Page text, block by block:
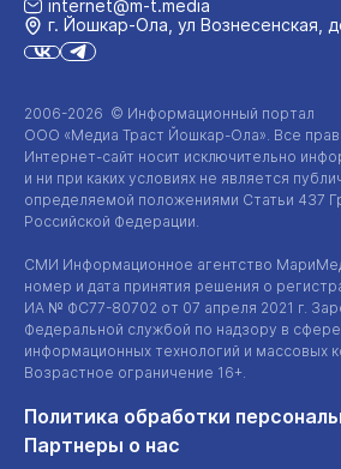
2006-2026 © Информационный портал
ООО «Медиа Траст Йошкар-Ола». Все
Интернет-сайт носит исключительно
и ни при каких условиях не является
определяемой положениями Статьи 437
Российской Федерации.
СМИ Информационное агентство
номер и дата принятия решения о
ИА № ФС77-80702 от 07 апреля 2021 г.
Федеральной службой по надзору в сфере
информационных технологий и массовых
Возрастное ограничение 16+.
Политика обработки
Партнеры о нас
internet@m-t.media
г. Йошкар‑Ола, ул Вознесенская,